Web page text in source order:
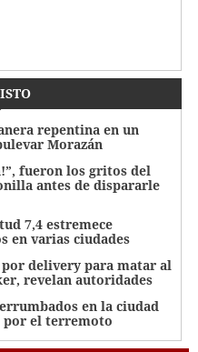
repentina en un
Morazán
fueron los gritos del
antes de dispararle
7,4 estremece
en varias ciudades
por delivery para matar al
revelan autoridades
en la ciudad
por el terremoto